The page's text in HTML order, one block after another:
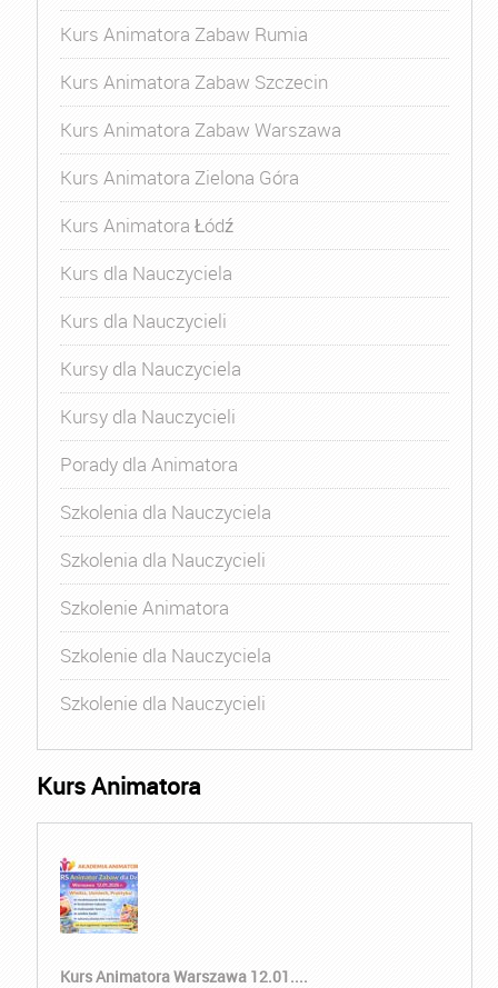
Kurs Animatora Zabaw Rumia
Kurs Animatora Zabaw Szczecin
Kurs Animatora Zabaw Warszawa
Kurs Animatora Zielona Góra
Kurs Animatora Łódź
Kurs dla Nauczyciela
Kurs dla Nauczycieli
Kursy dla Nauczyciela
Kursy dla Nauczycieli
Porady dla Animatora
Szkolenia dla Nauczyciela
Szkolenia dla Nauczycieli
Szkolenie Animatora
Szkolenie dla Nauczyciela
Szkolenie dla Nauczycieli
Kurs Animatora
Kurs Animatora Warszawa 12.01....